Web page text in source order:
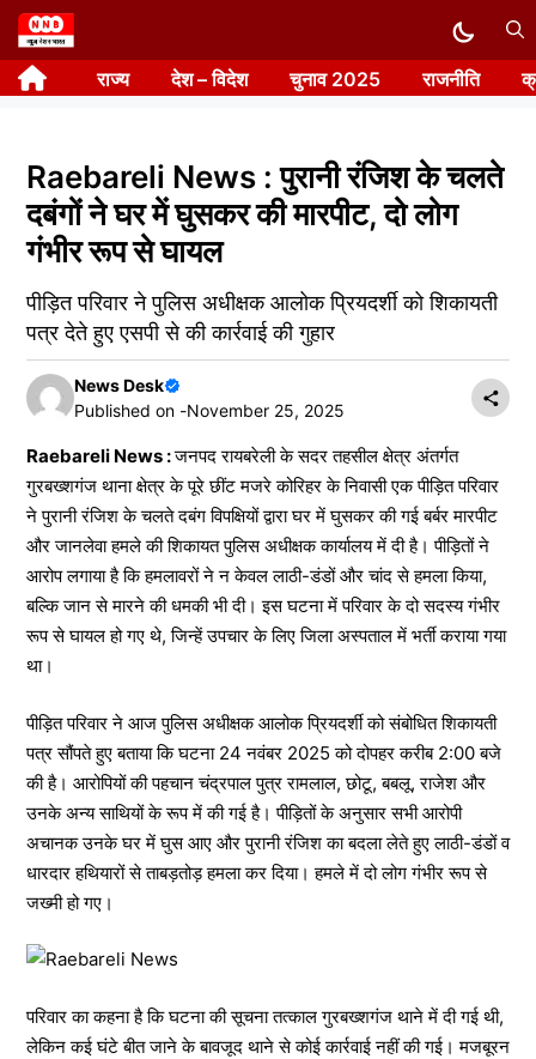
Skip
to
content राज्य देश – विदेश चुनाव 2025 राजनीति
Raebareli News : पुरानी रंजिश के चलते
दबंगों ने घर में घुसकर की मारपीट, दो लोग
गंभीर रूप से घायल
पीड़ित परिवार ने पुलिस अधीक्षक आलोक प्रियदर्शी को शिकायती
पत्र देते हुए एसपी से की कार्रवाई की गुहार
News Desk
Published on -November 25, 2025
Raebareli News :जनपद रायबरेली के सदर तहसील क्षेत्र अंतर्गत
गुरबख्शगंज थाना क्षेत्र के पूरे छींट मजरे कोरिहर के निवासी एक पीड़ित परिवार
ने पुरानी रंजिश के चलते दबंग विपक्षियों द्वारा घर में घुसकर की गई बर्बर मारपीट
और जानलेवा हमले की शिकायत पुलिस अधीक्षक कार्यालय में दी है। पीड़ितों ने
आरोप लगाया है कि हमलावरों ने न केवल लाठी-डंडों और चांद से हमला किया,
बल्कि जान से मारने की धमकी भी दी। इस घटना में परिवार के दो सदस्य गंभीर
रूप से घायल हो गए थे, जिन्हें उपचार के लिए जिला अस्पताल में भर्ती कराया गया
था।
पीड़ित परिवार ने आज पुलिस अधीक्षक आलोक प्रियदर्शी को संबोधित शिकायती
पत्र सौंपते हुए बताया कि घटना 24 नवंबर 2025 को दोपहर करीब 2:00 बजे
की है। आरोपियों की पहचान चंद्रपाल पुत्र रामलाल, छोटू, बबलू, राजेश और
उनके अन्य साथियों के रूप में की गई है। पीड़ितों के अनुसार सभी आरोपी
अचानक उनके घर में घुस आए और पुरानी रंजिश का बदला लेते हुए लाठी-डंडों व
धारदार हथियारों से ताबड़तोड़ हमला कर दिया। हमले में दो लोग गंभीर रूप से
जख्मी हो गए।
परिवार का कहना है कि घटना की सूचना तत्काल गुरबख्शगंज थाने में दी गई थी,
लेकिन कई घंटे बीत जाने के बावजूद थाने से कोई कार्रवाई नहीं की गई। मजबूरन